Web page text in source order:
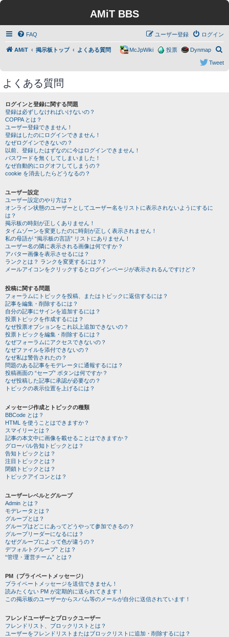
AMiT BBS
FAQ ログイン
ユーザー登録
AMiT 掲示板トップ よくある質問
索
Dynmap
投票
McJpWiki
Tweet
よくある質問
ログインと登録に関する問題
登録は必ずしなければいけないの？
COPPA とは？
ユーザー登録できません！
登録はしたのにログインできません！
なぜログインできないの？
以前、登録したはずなのに今はログインできません！
パスワードを無くしてしまいました！
なぜ自動的にログオフしてしまうの？
cookie を消去したらどうなるの？
ユーザー設定
ユーザー設定のやり方は？
オンライン状態のユーザーとしてユーザー名をリストに表示されないようにするに
は？
掲示板の時刻が正しくありません！
タイムゾーンを変更したのに時刻が正しく表示されません！
私の母語が “掲示板の言語” リストにありません！
ユーザー名の隣に表示される画像は何ですか？
アバター画像を表示させるには？
ランクとは？ ランクを変更するには？?
メールアイコンをクリックするとログインページが表示されるんですけど？
投稿に関する問題
フォーラムにトピックを投稿、またはトピックに返信するには？
記事を編集・削除するには？
自分の記事にサインを追加するには？
投票トピックを作成するには？
なぜ投票オプションをこれ以上追加できないの？
投票トピックを編集・削除するには？
なぜフォーラムにアクセスできないの？
なぜファイルを添付できないの？
なぜ私は警告されたの？
問題のある記事をモデレータに通報するには？
投稿画面の “セーブ” ボタンは何ですか？
なぜ投稿した記事に承認が必要なの？
トピックの表示位置を上げるには？
メッセージ作成とトピックの種類
BBCode とは？
HTML を使うことはできますか？
スマイリーとは？
記事の本文中に画像を載せることはできますか？
グローバル告知トピックとは？
告知トピックとは？
注目トピックとは？
閉鎖トピックとは？
トピックアイコンとは？
ユーザーレベルとグループ
Admin とは？
モデレータとは？
グループとは？
グループはどこにあってどうやって参加できるの？
グループリーダーになるには？
なぜグループによって色が違うの？
デフォルトグループ” とは？
“管理・運営チーム” とは？
PM（プライベートメッセージ）
プライベートメッセージを送信できません！
読みたくない PM が定期的に送られてきます！
この掲示板のユーザーからスパム等のメールが自分に送信されています！
フレンドユーザーとブロックユーザー
フレンドリスト、ブロックリストとは？
ユーザーをフレンドリストまたはブロックリストに追加・削除するには？